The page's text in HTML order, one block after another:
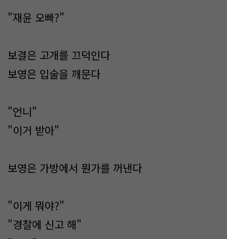
"재윤 오빠?"
보결은 고개를 끄덕인다
보영은 입술을 깨문다
"언니"
"이거 받아"
보영은 가방에서 뭔가를 꺼낸다
"이게 뭐야?"
"경찰에 신고 해"